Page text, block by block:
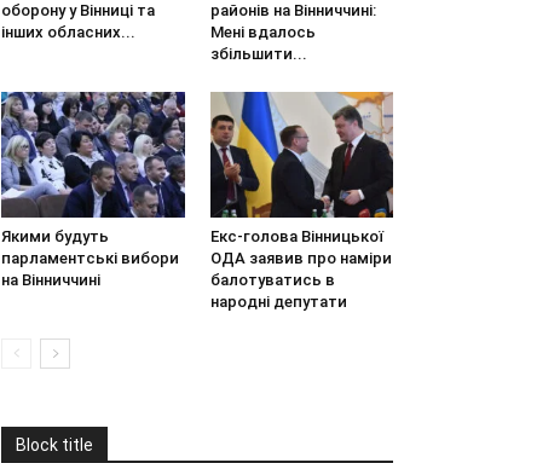
оборону у Вінниці та
інших обласних...
районів на Вінниччині:
Мені вдалось
збільшити...
Якими будуть
парламентські вибори
на Вінниччині
Екс-голова Вінницької
ОДА заявив про наміри
балотуватись в
народні депутати
Block title